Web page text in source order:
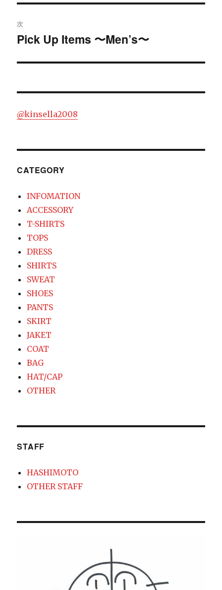
ビ
ゲ
ー
ン
の
投
稿:
次
次
投
Pick Up Items 〜Men’s〜
@kinsella2008
CATEGORY
INFOMATION
ACCESSORY
T-SHIRTS
TOPS
DRESS
SHIRTS
SWEAT
SHOES
PANTS
SKIRT
JAKET
COAT
BAG
HAT/CAP
OTHER
STAFF
HASHIMOTO
OTHER STAFF